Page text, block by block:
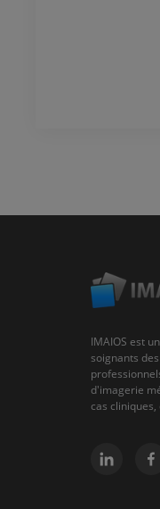
IMAIOS est
soignants
d'imagerie
cas